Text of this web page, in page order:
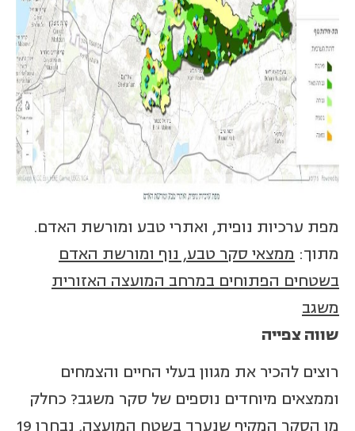
מפת ערכיות נופית, ואתרי טבע ומורשת האדם.
מתוך: ממצאי סקר טבע, נוף ומורשת האדם
בשטחים הפתוחים במרחב המועצה האזורית
משגב
שווה צפייה
רוצים להכיר את מגוון בעלי החיים והצמחים
וממצאים מיוחדים נוספים של סקר משגב? כחלק
מן הסקר המקיף שנערך בשטח המועצה, נבחרו 19